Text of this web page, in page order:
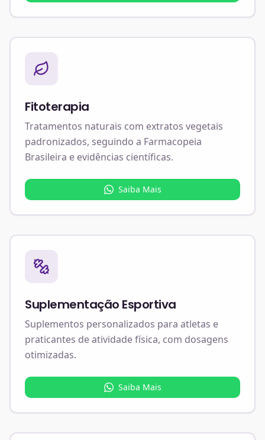
Fitoterapia
Tratamentos naturais com extratos vegetais
padronizados, seguindo a Farmacopeia
Brasileira e evidências científicas.
Saiba Mais
Suplementação Esportiva
Suplementos personalizados para atletas e
praticantes de atividade física, com dosagens
otimizadas.
Saiba Mais